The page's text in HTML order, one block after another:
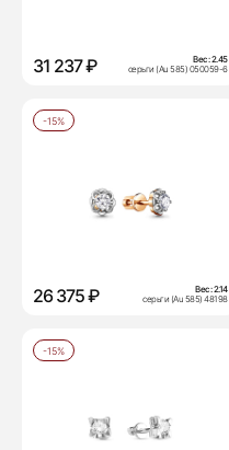
31 237 ₽ Вес:2.45
серьги (Au 585) 050059-6
-15%
26 375 ₽ Вес:2.14
серьги (Au 585) 48198
-15%